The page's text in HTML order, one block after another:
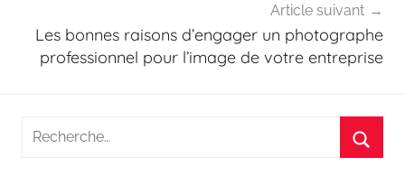
Article suivant
Les bonnes raisons d’engager un photographe
professionnel pour l’image de votre entreprise
Recherche